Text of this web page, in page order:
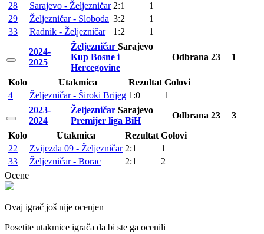
28
Sarajevo - Željezničar 2:1
1
29
Željezničar - Sloboda 3:2
1
33
Radnik - Željezničar 1:2
1
2024-
2025
Željezničar Sarajevo
Kup Bosne i
Hercegovine
Odbrana 23 1
Kolo Utakmica Rezultat Golovi
4
Željezničar - Široki Brijeg 1:0
1
2023-
2024
Željezničar Sarajevo
Premijer liga BiH
Odbrana 23
3
Kolo
Utakmica Rezultat Golovi
22
Zvijezda 09 - Željezničar 2:1
1
33
Željezničar - Borac 2:1
2
Ocene
Ovaj igrač još nije ocenjen
Posetite utakmice igrača da bi ste ga ocenili